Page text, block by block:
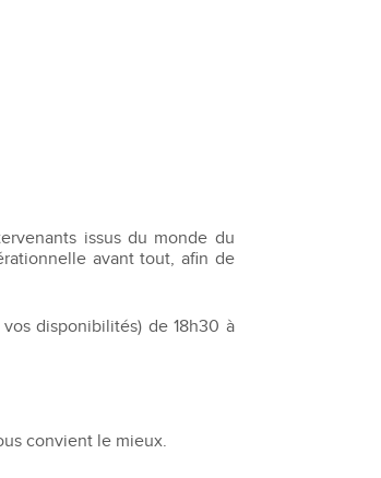
issus du monde du
avant tout, afin de
disponibilités) de 18h30 à
convient le mieux.